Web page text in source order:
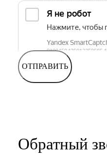
ОТПРАВИТЬ
Обратный